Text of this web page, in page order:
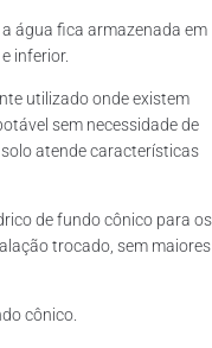
água fica armazenada em
inferior.
utilizado onde existem
sem necessidade de
atende características
de fundo cônico para os
trocado, sem maiores
cônico.